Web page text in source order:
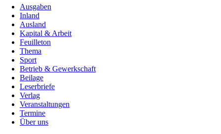
Ausgaben
Inland
Ausland
Kapital & Arbeit
Feuilleton
Thema
Sport
Betrieb & Gewerkschaft
Beilage
Leserbriefe
Verlag
Veranstaltungen
Termine
Über uns